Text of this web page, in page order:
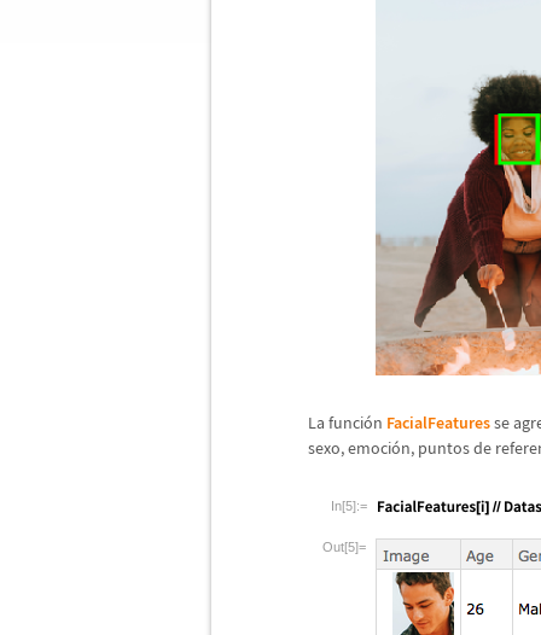
La función FacialFeaturesse
sexo, emoción, puntos de
In[5]:=
Out[5]=